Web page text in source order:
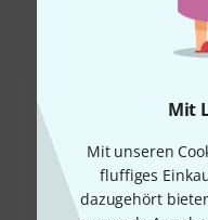
Mit
Mit unseren
fluffiges
dazugehört
Das kauften
Produkt